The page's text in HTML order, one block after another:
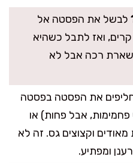
לבשל את הפסטה אל
ואז לתבל כשהיא
רכה אבל לא
את הפסטה בפסטה
פחמימות, אבל פחות) או
וקצוצים גס. זה לא
ומפתיע.